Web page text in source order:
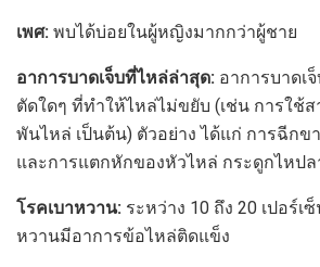
เพศ: พบได้บ่อยในผู้หญิงมากกว่าผู้ชาย
อาการบาดเจ็บที่ไหล่ล่าสุด: อาการบาดเ
ตัดใดๆ ที่ทำให้ไหล่ไม่ขยับ (เช่น การใช้ส
พันไหล่ เป็นต้น) ตัวอย่าง ได้แก่ การฉีกข
และการแตกหักของหัวไหล่ กระดูกไหป
โรคเบาหวาน: ระหว่าง 10 ถึง 20 เปอร์เ
หวานมีอาการข้อไหล่ติดแข็ง